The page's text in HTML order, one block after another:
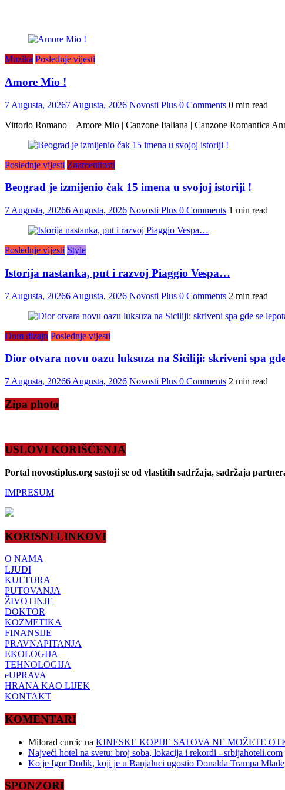
Muzika Poslednje vijesti
Amore Mio !
7 Augusta, 20267 Augusta, 2026 Novosti Plus 0 Comments 0 min read
Vittorio Romano – Amore Mio | Canzone Italiana | Canzone Romantica
Poslednje vijesti Znamenitosti
Beograd je izmijenio čak 15 imena u svojoj istoriji !
7 Augusta, 20266 Augusta, 2026 Novosti Plus 0 Comments 1 min read
Poslednje vijesti Style
Istorija nastanka, put i razvoj Piaggio Vespa…
7 Augusta, 20266 Augusta, 2026 Novosti Plus 0 Comments 2 min read
Dom dizajn Poslednje vijesti
Dior otvara novu oazu luksuza na Siciliji: skriveni spa
7 Augusta, 20266 Augusta, 2026 Novosti Plus 0 Comments 2 min read
Zipa photo
USLOVI KORIŠĆENJA
Portal novostiplus.org sastoji se od vlastitih sadržaja, sadržaja
IMPRESUM
KORISNI LINKOVI
O NAMA
LJUDI
KULTURA
PUTOVANJA
ŽIVOTINJE
DOKTOR
KOZMETIKA
FINANSIJE
PRAVNAPITANJA
EKOLOGIJA
TEHNOLOGIJA
eUPRAVA
HRANA KAO LIJEK
KONTAKT
KOMENTARI
Milorad curcic na KINESKE KOPIJE SATOVA NE MOŽETE
Najveći hotel na svetu: broj soba, lokacija i rekordi - srbijahoteli.com
Ko je Igor Dodik, koji je u Banjaluci ugostio Donalda Trampa
SPONZORI